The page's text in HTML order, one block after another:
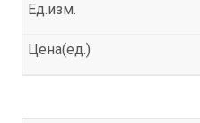
Ед.изм.
Цена(ед.)